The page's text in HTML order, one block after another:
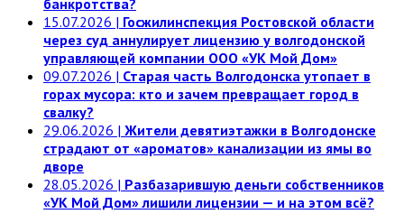
банкротства?
15.07.2026 | Госжилинспекция Ростовской области
через суд аннулирует лицензию у волгодонской
управляющей компании ООО «УК Мой Дом»
09.07.2026 | Старая часть Волгодонска утопает в
горах мусора: кто и зачем превращает город в
свалку?
29.06.2026 | Жители девятиэтажки в Волгодонске
страдают от «ароматов» канализации из ямы во
дворе
28.05.2026 | Разбазарившую деньги собственников
«УК Мой Дом» лишили лицензии — и на этом всё?